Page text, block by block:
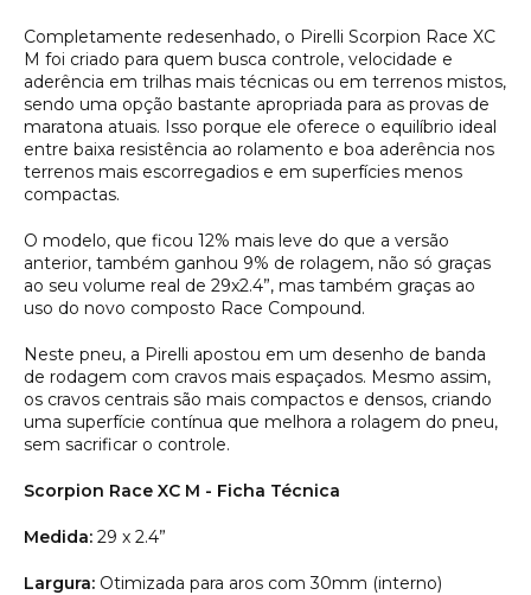
Completamente redesenhado, o Pirelli Scorpion Race XC
M foi criado para quem busca controle, velocidade e
aderência em trilhas mais técnicas ou em terrenos mistos,
sendo uma opção bastante apropriada para as provas de
maratona atuais. Isso porque ele oferece o equilíbrio ideal
entre baixa resistência ao rolamento e boa aderência nos
terrenos mais escorregadios e em superfícies menos
compactas.
O modelo, que ficou 12% mais leve do que a versão
anterior, também ganhou 9% de rolagem, não só graças
ao seu volume real de 29x2.4”, mas também graças ao
uso do novo composto Race Compound.
Neste pneu, a Pirelli apostou em um desenho de banda
de rodagem com cravos mais espaçados. Mesmo assim,
os cravos centrais são mais compactos e densos, criando
uma superfície contínua que melhora a rolagem do pneu,
sem sacrificar o controle.
Scorpion Race XC M - Ficha Técnica
Medida: 29 x 2.4”
Largura: Otimizada para aros com 30mm (interno)